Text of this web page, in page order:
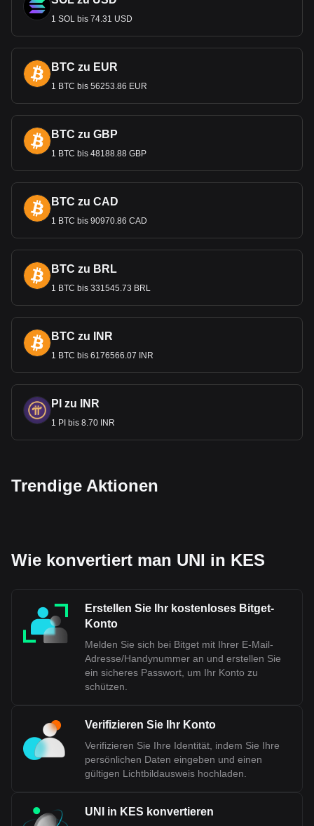
1 SOL bis 74.31 USD
BTC zu EUR
1 BTC bis 56253.86 EUR
BTC zu GBP
1 BTC bis 48188.88 GBP
BTC zu CAD
1 BTC bis 90970.86 CAD
BTC zu BRL
1 BTC bis 331545.73 BRL
BTC zu INR
1 BTC bis 6176566.07 INR
PI zu INR
1 PI bis 8.70 INR
Trendige Aktionen
Wie konvertiert man UNI in KES
Erstellen Sie Ihr kostenloses Bitget-
Konto
Melden Sie sich bei Bitget mit Ihrer E-Mail-
Adresse/Handynummer an und erstellen Sie
ein sicheres Passwort, um Ihr Konto zu
schützen.
Verifizieren Sie Ihr Konto
Verifizieren Sie Ihre Identität, indem Sie Ihre
persönlichen Daten eingeben und einen
gültigen Lichtbildausweis hochladen.
UNI in KES konvertieren